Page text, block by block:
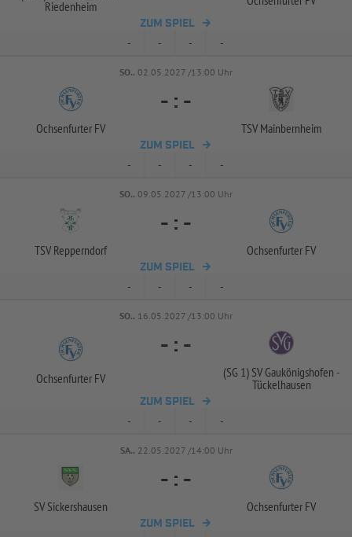
Riedenheim
ZUM SPIEL
- - - -
SO.. 02.05.2027 /13:00 Uhr
Ochsenfurter FV
- : -
TSV Mainbernheim
ZUM SPIEL
- - - -
SO.. 09.05.2027 /13:00 Uhr
TSV Repperndorf
- : -
Ochsenfurter FV
ZUM SPIEL
- - - -
SO.. 16.05.2027 /13:00 Uhr
Ochsenfurter FV
- : -
(SG 1) SV Gaukönigshofen -
Tückelhausen
ZUM SPIEL
- - - -
SA.. 22.05.2027 /14:00 Uhr
SV Sickershausen
- : -
Ochsenfurter FV
ZUM SPIEL